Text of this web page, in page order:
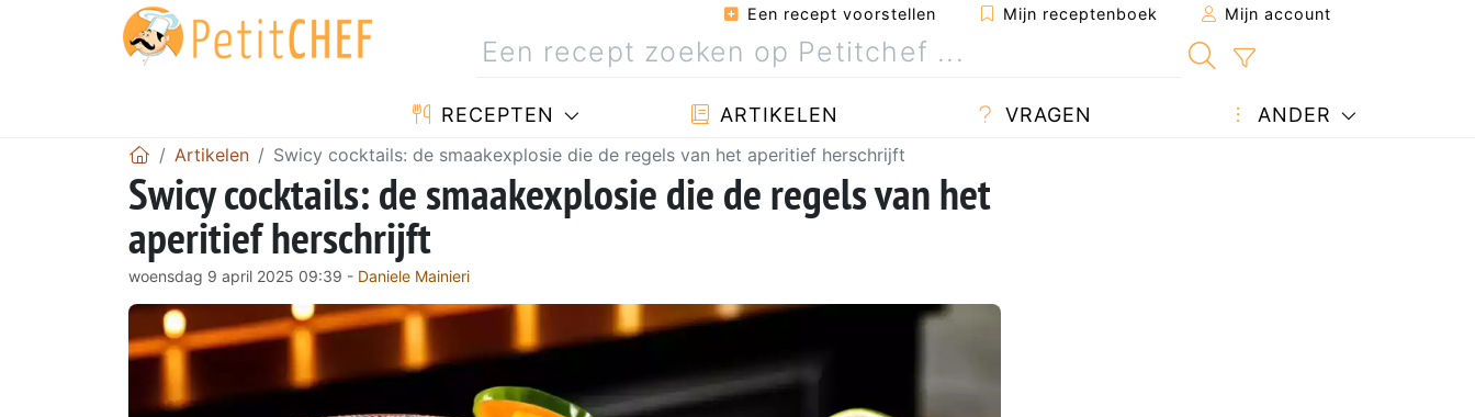
Een recept voorstellen Mijn receptenboek Mijn account
RECEPTEN ARTIKELEN VRAGEN ANDER
Artikelen Swicy cocktails: de smaakexplosie die de regels van het aperitief herschrijft
Swicy cocktails: de smaakexplosie die de regels van het
aperitief herschrijft
woensdag 9 april 2025 09:39 - Daniele Mainieri